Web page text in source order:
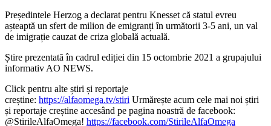
Președintele Herzog a declarat pentru Knesset că statul evreu
așteaptă un sfert de milion de emigranți în următorii 3-5 ani, un val
de imigrație cauzat de criza globală actuală.
Știre prezentată în cadrul ediției din 15 octombrie 2021 a grupajului
informativ AO NEWS.
Click pentru alte știri și reportaje
creștine: https://alfaomega.tv/stiri Urmărește acum cele mai noi știri
și reportaje creștine accesând pe pagina noastră de facebook:
@StirileAlfaOmega! https://facebook.com/StirileAlfaOmega